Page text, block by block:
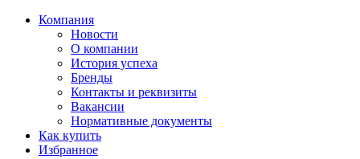
Компания
Новости
О компании
История успеха
Бренды
Контакты и реквизиты
Вакансии
Нормативные документы
Как купить
Избранное